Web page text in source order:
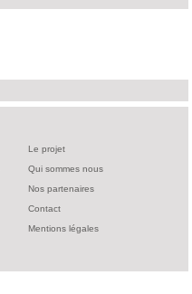
Le projet
Qui sommes nous
Nos partenaires
Contact
Mentions légales